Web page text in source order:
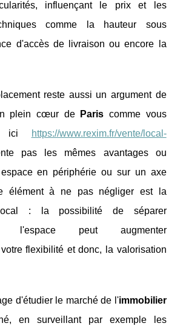
influençant le prix et les
comme la hauteur sous
d'accès de livraison ou encore la
reste aussi un argument de
plein cœur de
Paris comme vous
ici
https://www.rexim.fr/vente/local-
pas les mêmes avantages ou
en périphérie ou sur un axe
élément à ne pas négliger est la
: la possibilité de séparer
l'espace peut augmenter
flexibilité et donc, la valorisation
d'étudier le marché de l'immobilier
en surveillant par exemple les